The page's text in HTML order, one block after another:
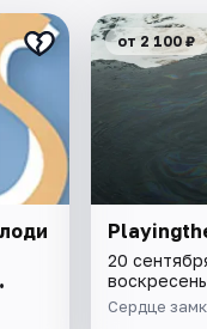
от 2 100 ₽
20
Сердце